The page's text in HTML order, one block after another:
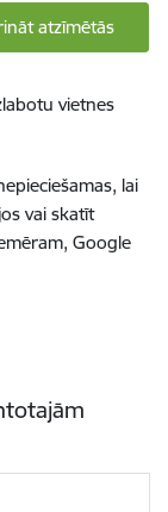
atzīmētās
vietnes
lai
vai skatīt
Google